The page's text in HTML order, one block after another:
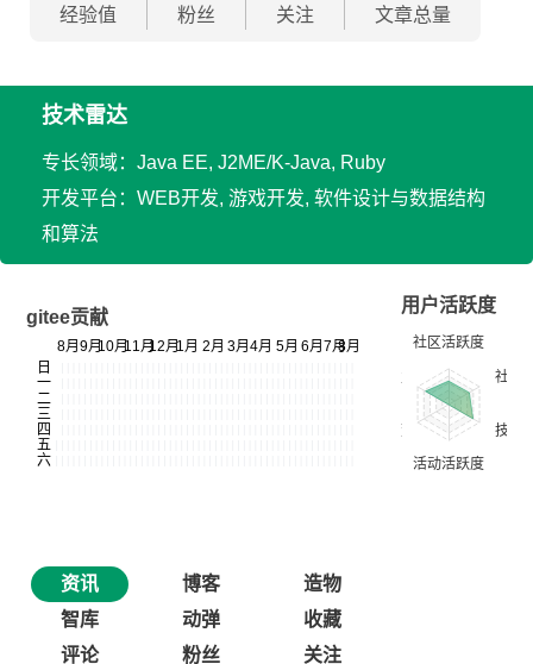
经验值 粉丝 关注 文章总量
技术雷达
专长领域：Java EE, J2ME/K-Java, Ruby
开发平台：WEB开发, 游戏开发, 软件设计与数据结构
和算法
gitee贡献
用户活跃度
资讯 博客
造物
智库
动弹
收藏
评论
粉丝 关注